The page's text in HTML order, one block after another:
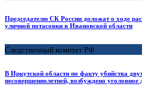
Председателю СК России доложат о ходе
уличной потасовки в Ивановской области
Следственный комитет РФ
В Иркутской области по факту убийства
несовершеннолетней, возбуждено уголовное